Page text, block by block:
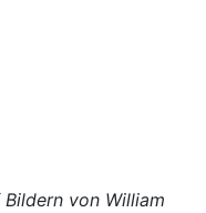
von William